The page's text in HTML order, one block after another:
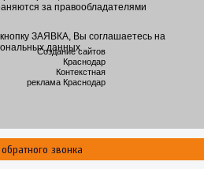
за правообладателями
ЗАЯВКА, Вы соглашаетесь на
данных
Создание сайтов
Краснодар
Контекстная
реклама Краснодар
звонка